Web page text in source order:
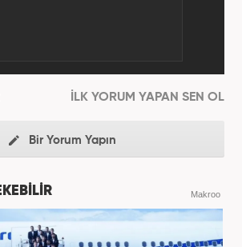
İLK YORUM YAPAN SEN OL
Bir Yorum Yapın
Makroo